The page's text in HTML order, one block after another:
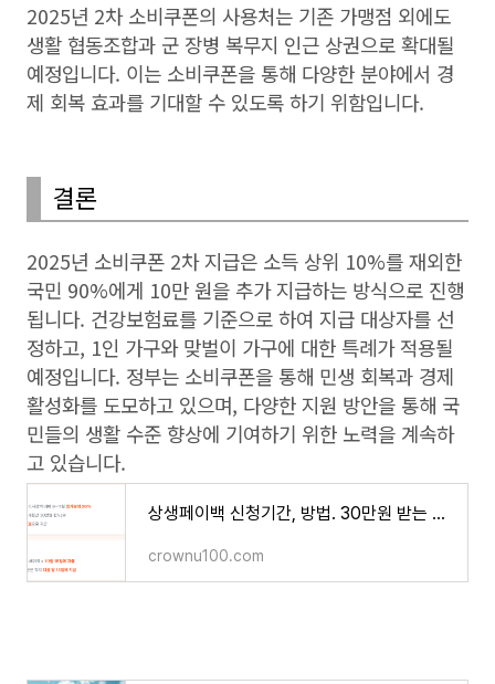
2025년 2차 소비쿠폰의 사용처는 기존 가맹점 외에도
생활 협동조합과 군 장병 복무지 인근 상권으로 확대될
예정입니다. 이는 소비쿠폰을 통해 다양한 분야에서 경
제 회복 효과를 기대할 수 있도록 하기 위함입니다.
결론
2025년 소비쿠폰 2차 지급은 소득 상위 10%를 재외한
국민 90%에게 10만 원을 추가 지급하는 방식으로 진행
됩니다. 건강보험료를 기준으로 하여 지급 대상자를 선
정하고, 1인 가구와 맞벌이 가구에 대한 특례가 적용될
예정입니다. 정부는 소비쿠폰을 통해 민생 회복과 경제
활성화를 도모하고 있으며, 다양한 지원 방안을 통해 국
민들의 생활 수준 향상에 기여하기 위한 노력을 계속하
고 있습니다.
상생페이백 신청기간, 방법. 30만원 받는 상생페이백 홈페이지 바로가기
crownu100.com